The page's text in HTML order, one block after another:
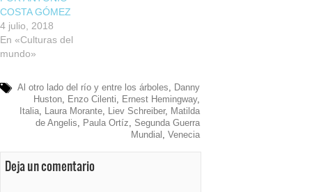
COSTA GÓMEZ
4 julio, 2018
En «Culturas del
mundo»
Al otro lado del río y entre los árboles, Danny
Huston, Enzo Cilenti, Ernest Hemingway,
Italia, Laura Morante, Liev Schreiber, Matilda
de Angelis, Paula Ortíz, Segunda Guerra
Mundial , Venecia
Deja un comentario